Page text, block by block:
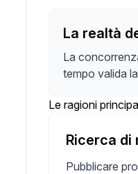
La realtà
La
tempo valida
Le ragioni
Ricerca
Pubblicare